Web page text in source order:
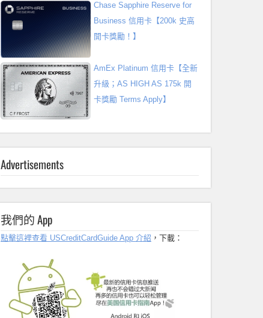
Chase Sapphire Reserve for
Business 信用卡【200k 史高
開卡獎勵！】
AmEx Platinum 信用卡【全新
升級；AS HIGH AS 175k 開
卡獎勵 Terms Apply】
Advertisements
我們的 App
點擊這裡查看 USCreditCardGuide App 介紹 ，下載：